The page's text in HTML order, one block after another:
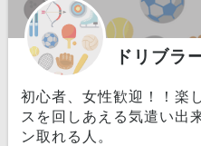
ドリブラ
初心者、女性歓迎！！楽
スを回しあえる気遣い出
ン取れる人。